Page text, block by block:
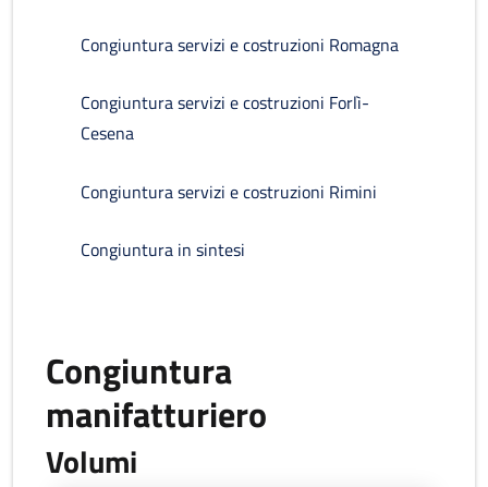
Congiuntura servizi e costruzioni Romagna
Congiuntura servizi e costruzioni Forlì-
Cesena
Congiuntura servizi e costruzioni Rimini
Congiuntura in sintesi
Congiuntura
manifatturiero
Volumi